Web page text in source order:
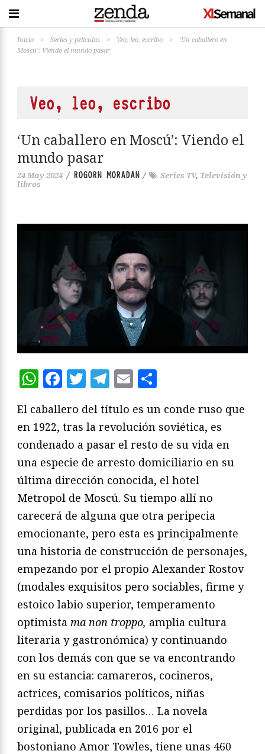
Inicio > Series y películas > Veo, leo, escribo >
‘Un caballero en
Moscú’: Viendo el mundo pasar
Veo, leo, escribo
‘Un caballero en Moscú’: Viendo el
mundo pasar
24 May 2024 / ROGORN MORADAN / Series TV, Televisión y
libros
WhatsApp
Facebook
Twitter
Telegram
Email
El caballero del título es un conde ruso que
en 1922, tras la revolución soviética, es
condenado a pasar el resto de su vida en
una especie de arresto domiciliario en su
última dirección conocida, el hotel
Metropol de Moscú. Su tiempo allí no
carecerá de alguna que otra peripecia
emocionante, pero esta es principalmente
una historia de construcción de personajes,
empezando por el propio Alexander Rostov
(modales exquisitos pero sociables, firme y
estoico labio superior, temperamento
optimista ma non troppo, amplia cultura
literaria y gastronómica) y continuando
con los demás con que se va encontrando
en su estancia: camareros, cocineros,
actrices, comisarios políticos, niñas
perdidas por los pasillos… La novela
original, publicada en 2016 por el
bostoniano Amor Towles, tiene unas 460